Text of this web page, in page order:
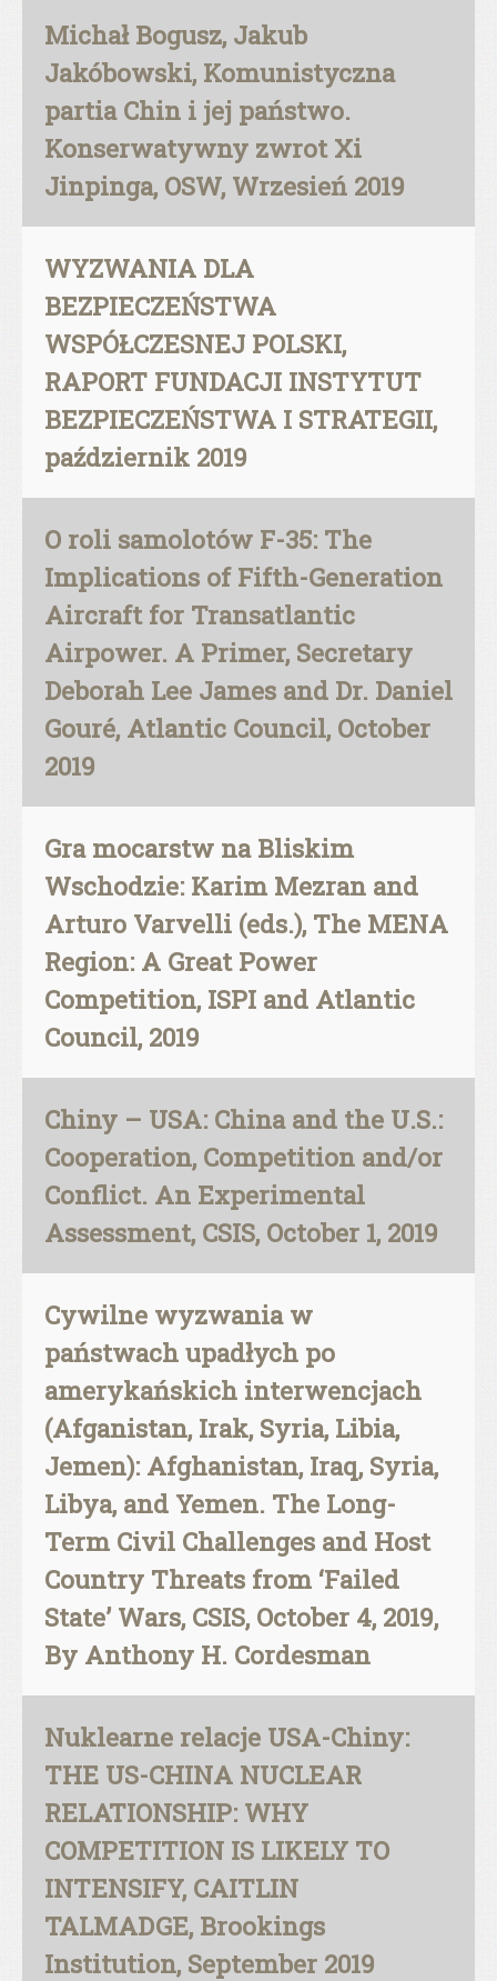
Michał Bogusz, Jakub
Jakóbowski, Komunistyczna
partia Chin i jej państwo.
Konserwatywny zwrot Xi
Jinpinga, OSW, Wrzesień 2019
WYZWANIA DLA
BEZPIECZEŃSTWA
WSPÓŁCZESNEJ POLSKI,
RAPORT FUNDACJI INSTYTUT
BEZPIECZEŃSTWA I STRATEGII,
październik 2019
O roli samolotów F-35: The
Implications of Fifth-Generation
Aircraft for Transatlantic
Airpower. A Primer, Secretary
Deborah Lee James and Dr. Daniel
Gouré, Atlantic Council, October
2019
Gra mocarstw na Bliskim
Wschodzie: Karim Mezran and
Arturo Varvelli (eds.), The MENA
Region: A Great Power
Competition, ISPI and Atlantic
Council, 2019
Chiny – USA: China and the U.S.:
Cooperation, Competition and/or
Conflict. An Experimental
Assessment, CSIS, October 1, 2019
Cywilne wyzwania w
państwach upadłych po
amerykańskich interwencjach
(Afganistan, Irak, Syria, Libia,
Jemen): Afghanistan, Iraq, Syria,
Libya, and Yemen. The Long-
Term Civil Challenges and Host
Country Threats from ‘Failed
State’ Wars, CSIS, October 4, 2019,
By Anthony H. Cordesman
Nuklearne relacje USA-Chiny:
THE US-CHINA NUCLEAR
RELATIONSHIP: WHY
COMPETITION IS LIKELY TO
INTENSIFY, CAITLIN
TALMADGE, Brookings
Institution, September 2019